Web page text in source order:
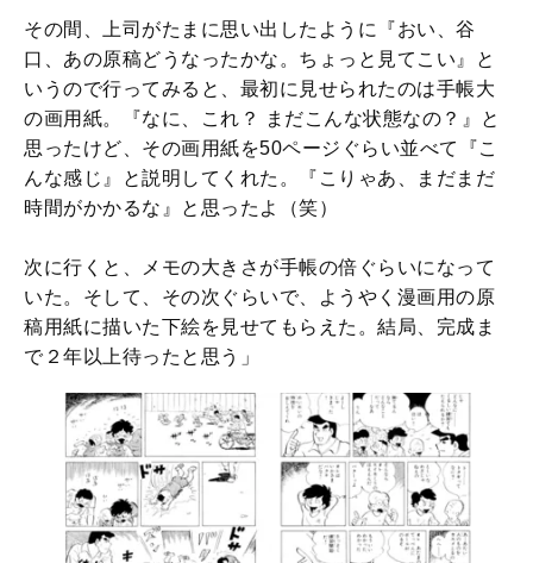
その間、上司がたまに思い出したように『おい、谷
口、あの原稿どうなったかな。ちょっと見てこい』と
いうので行ってみると、最初に見せられたのは手帳大
の画用紙。『なに、これ？ まだこんな状態なの？』と
思ったけど、その画用紙を50ページぐらい並べて『こ
んな感じ』と説明してくれた。『こりゃあ、まだまだ
時間がかかるな』と思ったよ（笑）
次に行くと、メモの大きさが手帳の倍ぐらいになって
いた。そして、その次ぐらいで、ようやく漫画用の原
稿用紙に描いた下絵を見せてもらえた。結局、完成ま
で２年以上待ったと思う」